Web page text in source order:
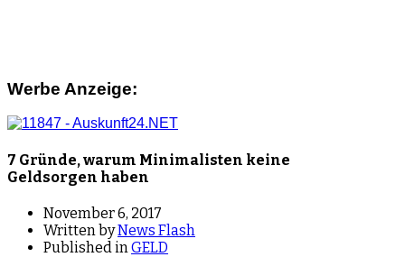
Werbe Anzeige:
7 Gründe, warum Minimalisten keine
Geldsorgen haben
November 6, 2017
Written byNews Flash
Published inGELD